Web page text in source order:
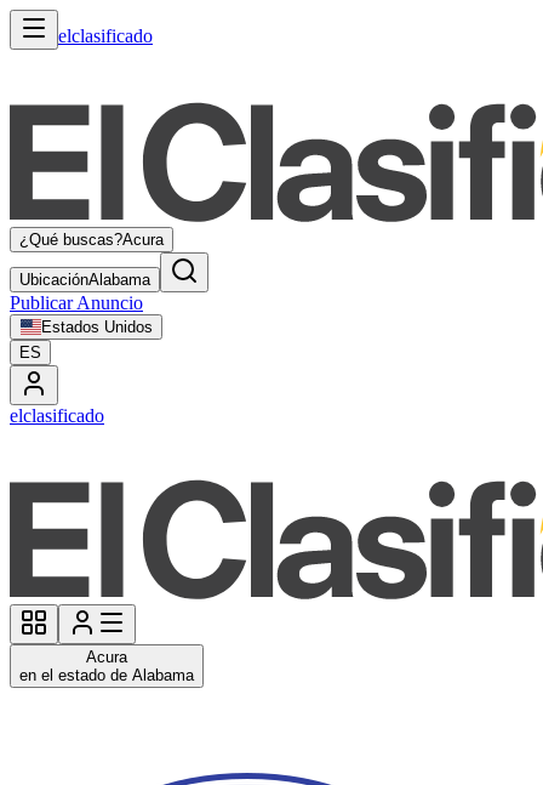
elclasificado
¿Qué buscas?Acura
UbicaciónAlabama
Publicar Anuncio
Estados Unidos
ES
elclasificado
Acura
en el estado de Alabama